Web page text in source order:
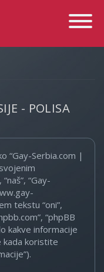
Toggle
- POLISA
“Gay-Serbia.com |
“Gay-
tekstu “oni”,
“phpBB
kakve informacije
kada koristite